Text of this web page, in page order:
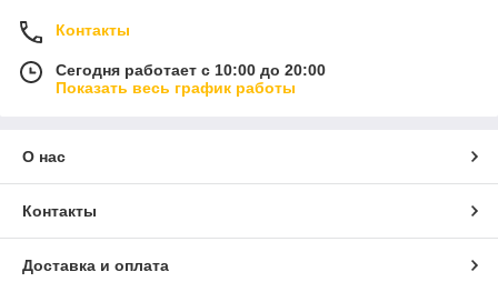
Контакты
Сегодня работает с 10:00 до 20:00
Показать весь график работы
О нас
Контакты
Доставка и оплата